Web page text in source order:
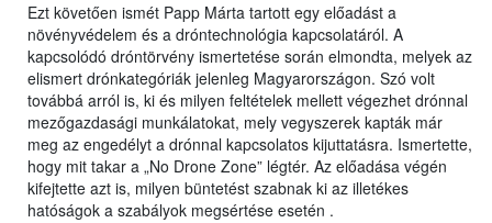
Ezt követően ismét Papp Márta tartott egy előadást a
növényvédelem és a dróntechnológia kapcsolatáról. A
kapcsolódó dróntörvény ismertetése során elmondta, melyek az
elismert drónkategóriák jelenleg Magyarországon. Szó volt
továbbá arról is, ki és milyen feltételek mellett végezhet drónnal
mezőgazdasági munkálatokat, mely vegyszerek kapták már
meg az engedélyt a drónnal kapcsolatos kijuttatásra. Ismertette,
hogy mit takar a „No Drone Zone” légtér. Az előadása végén
kifejtette azt is, milyen büntetést szabnak ki az illetékes
hatóságok a szabályok megsértése esetén .